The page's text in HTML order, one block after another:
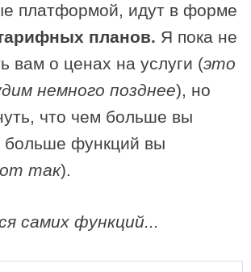
платформой, идут в форме
планов. Я пока не
вам о ценах на услуги (это
немного позднее), но
что чем больше вы
больше функций вы
так).
самих функций...